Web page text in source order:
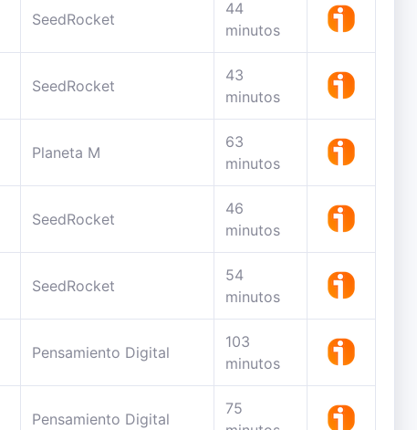
SeedRocket
44
minutos
SeedRocket
43
minutos
Planeta M
63
minutos
SeedRocket
46
minutos
SeedRocket
54
minutos
Pensamiento Digital
103
minutos
Pensamiento Digital
75